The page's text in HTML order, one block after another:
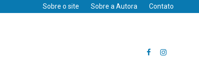
Sobre o site Sobre a Autora Contato